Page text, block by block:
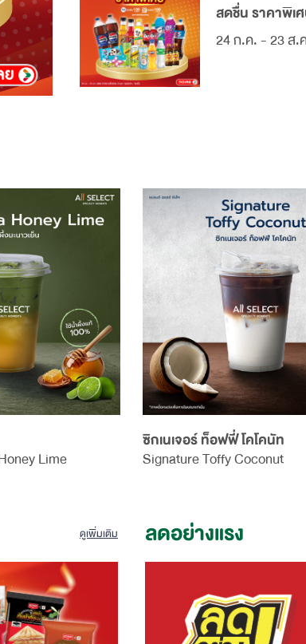
สดชื่น ราคาพิเ
24 ก.ค. - 23 ส.
Lime
ซิกเนเจอร์ ท็อฟฟี่ โคโคนัท
Signature Toffy Coconut
ดูเพิ่มเติม ลดอย่างแรง